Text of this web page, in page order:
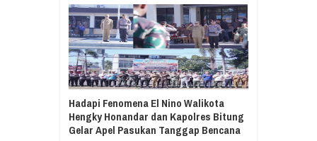
Hadapi Fenomena El Nino Walikota
Hengky Honandar dan Kapolres Bitung
Gelar Apel Pasukan Tanggap Bencana